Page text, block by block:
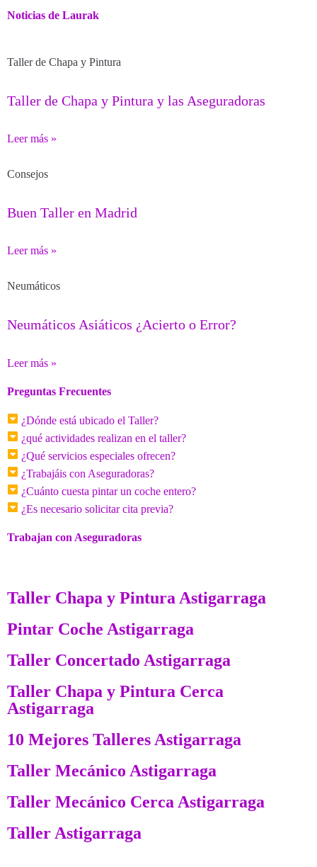
Noticias de Laurak
Taller de Chapa y Pintura
Taller de Chapa y Pintura y las Aseguradoras
Leer más »
Consejos
Buen Taller en Madrid
Leer más »
Neumáticos
Neumáticos Asiáticos ¿Acierto o Error?
Leer más »
Preguntas Frecuentes
¿Dónde está ubicado el Taller?
¿qué actividades realizan en el taller?
¿Qué servicios especiales ofrecen?
¿Trabajáis con Aseguradoras?
¿Cuánto cuesta pintar un coche entero?
¿Es necesario solicitar cita previa?
Trabajan con Aseguradoras
Taller Chapa y Pintura Astigarraga
Pintar Coche Astigarraga
Taller Concertado Astigarraga
Taller Chapa y Pintura Cerca
Astigarraga
10 Mejores Talleres Astigarraga
Taller Mecánico Astigarraga
Taller Mecánico Cerca Astigarraga
Taller Astigarraga